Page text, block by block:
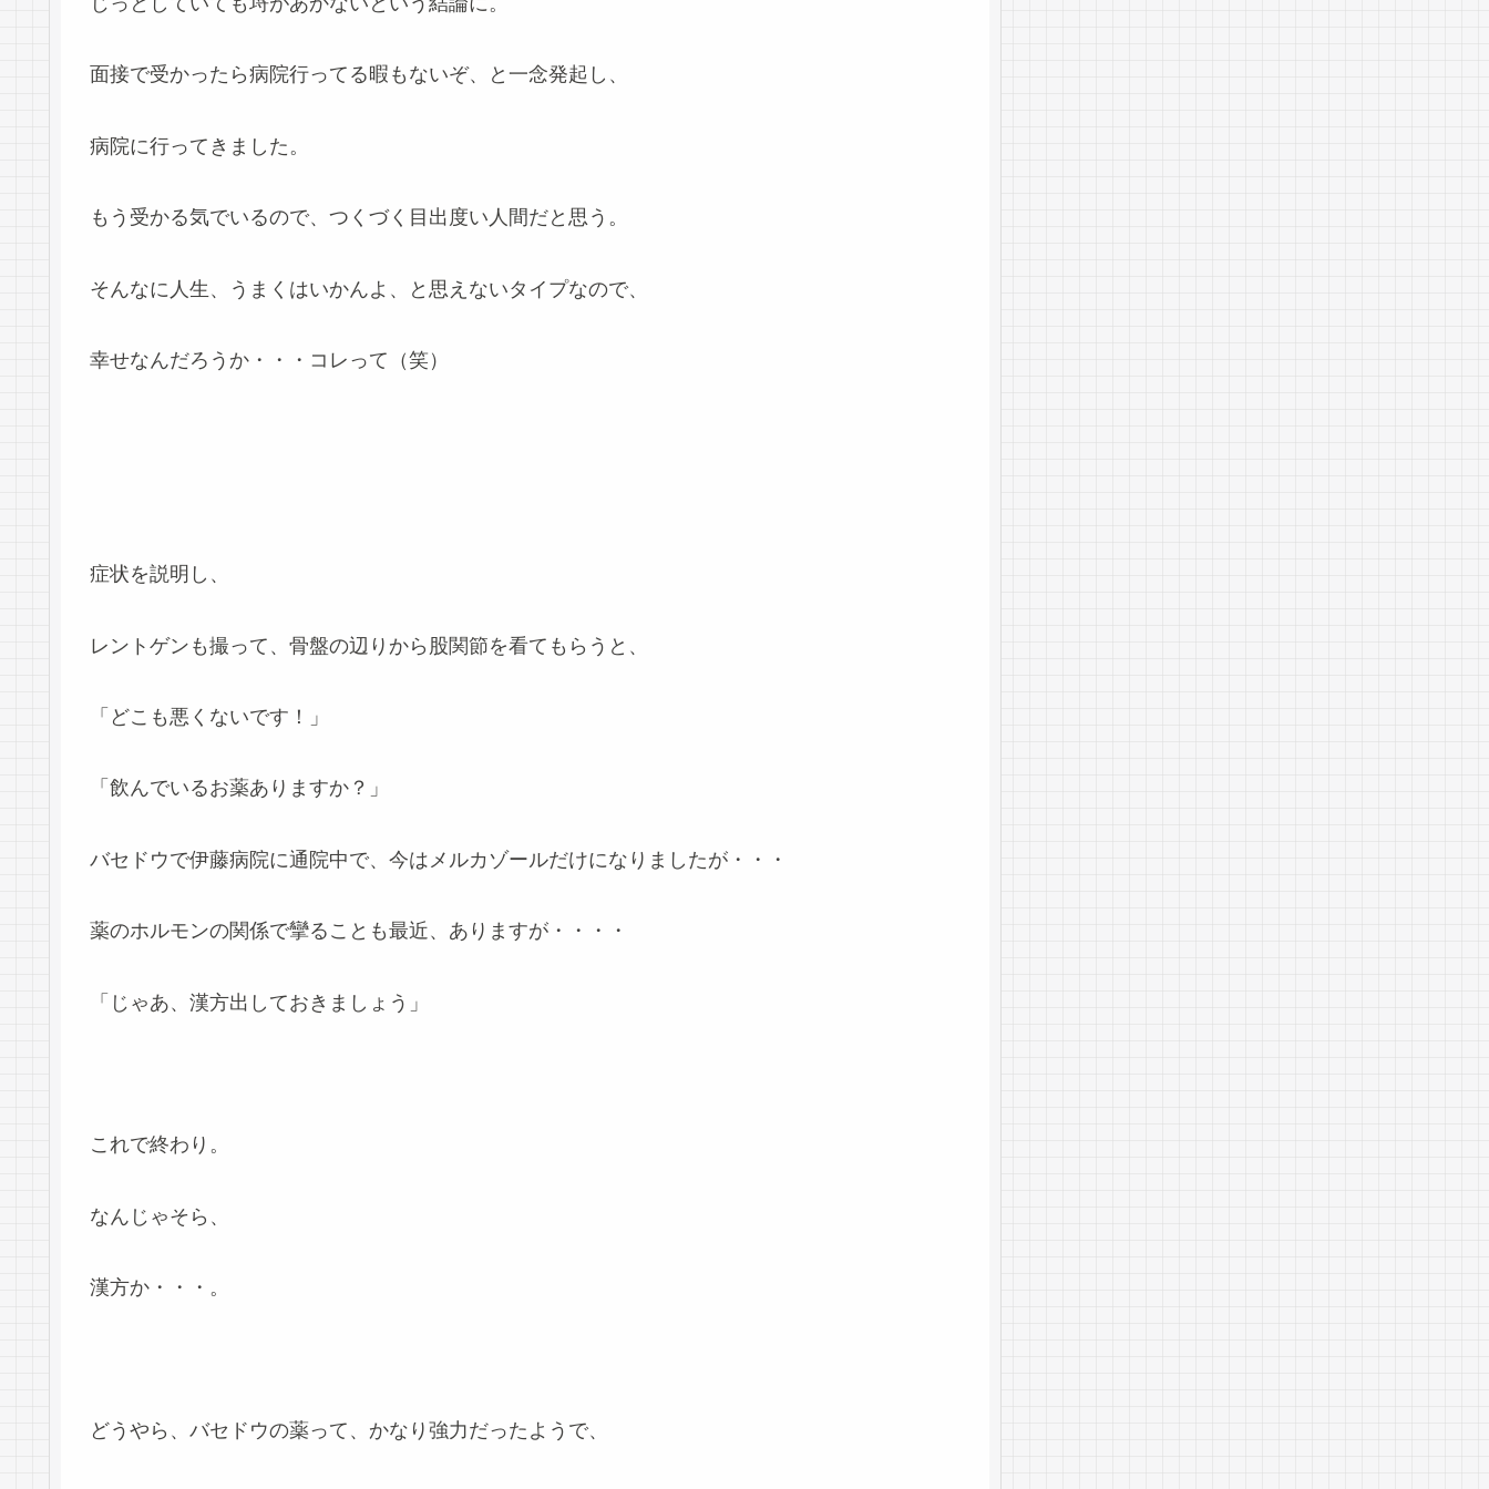
面接で受かったら病院行ってる暇もないぞ、と一念発起し、
病院に行ってきました。
もう受かる気でいるので、つくづく目出度い人間だと思う。
そんなに人生、うまくはいかんよ、と思えないタイプなので、
幸せなんだろうか・・・コレって（笑）
症状を説明し、
レントゲンも撮って、骨盤の辺りから股関節を看てもらうと、
「どこも悪くないです！」
「飲んでいるお薬ありますか？」
バセドウで伊藤病院に通院中で、今はメルカゾールだけになりましたが・・・
薬のホルモンの関係で攣ることも最近、ありますが・・・・
「じゃあ、漢方出しておきましょう」
これで終わり。
なんじゃそら、
漢方か・・・。
どうやら、バセドウの薬って、かなり強力だったようで、